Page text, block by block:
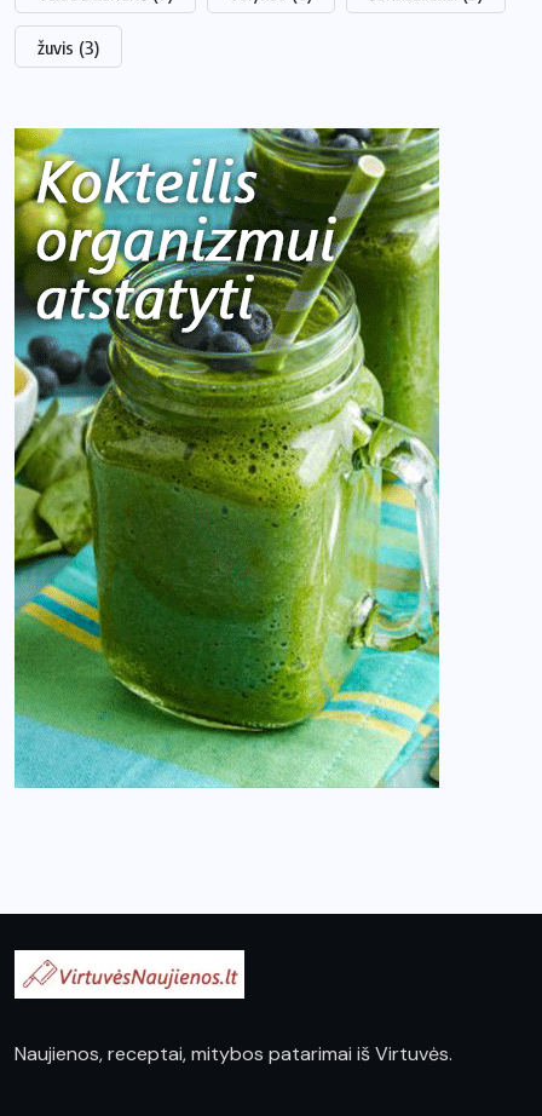
žuvis (3)
Naujienos, receptai, mitybos patarimai iš Virtuvės.